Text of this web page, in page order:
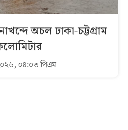
অচল ঢাকা-চট্টগ্রাম
০৪:০৩ পিএম